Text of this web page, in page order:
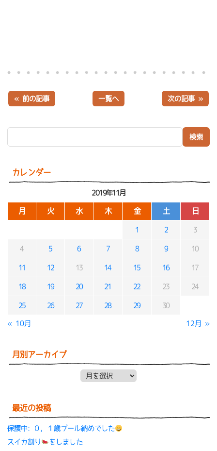
カレンダー
2019年11月
月 火 水 木 金 土 日
1 2 3
4 5 6 7 8 9 10
11 12 13 14 15 16 17
18 19 20 21 22 23 24
25 26 27 28 29 30
« 10月 12月 »
月別アーカイブ
最近の投稿
保護中: ０，１歳プール納めでした
スイカ割り
をしました
« 前の記事 一覧へ 次の記事 »